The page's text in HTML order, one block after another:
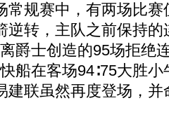
规赛中，有两场比赛
逆转，主队之前保持
爵士创造的95场拒绝
船在客场94∶75大胜
建联虽然再度登场，